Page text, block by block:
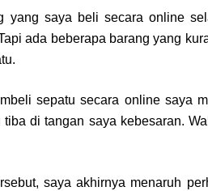
yang saya beli secara online
ada beberapa barang yang
sepatu secara online saya
di tangan saya kebesaran.
saya akhirnya menaruh